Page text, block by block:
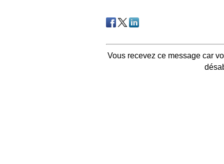
Vous recevez ce message car